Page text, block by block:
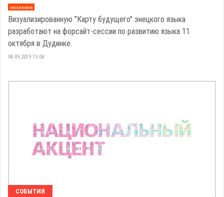
эксклюзив
Визуализированную "Карту будущего" энецкого языка
разработают на форсайт-сессии по развитию языка 11
октября в Дудинке.
04.09.2019 15:04
СОБЫТИЯ